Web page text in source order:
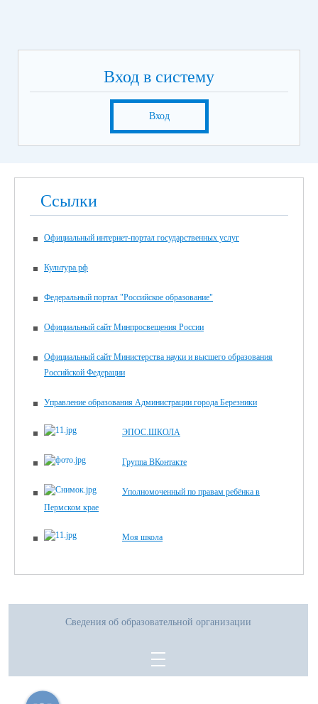
Вход в систему
Вход
Ссылки
Официальный интернет-портал государственных услуг
Культура.рф
Федеральный портал "Российское образование"
Официальный сайт Минпросвещения России
Официальный сайт Министерства науки и высшего образования
Российской Федерации
Управление образования Администрации города Березники
ЭПОС.ШКОЛА
Группа ВКонтакте
Уполномоченный по правам ребёнка в
Пермском крае
Моя школа
Сведения об образовательной организации